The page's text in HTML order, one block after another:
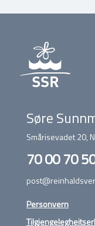
Søre
Smårisevadet 20,
70 00 70
Personvern